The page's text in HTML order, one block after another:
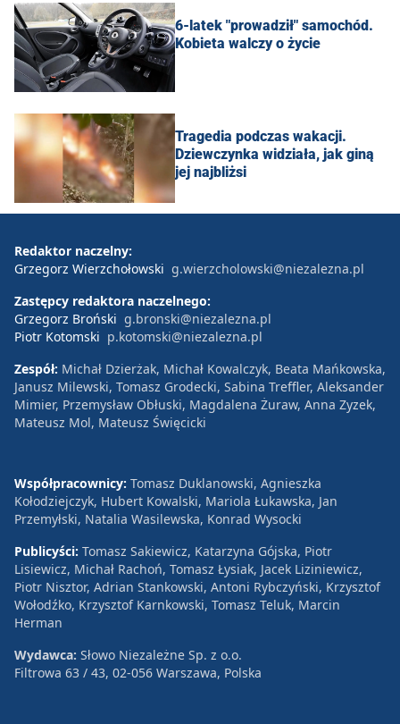
6-latek "prowadził" samochód.
Kobieta walczy o życie
Tragedia podczas wakacji.
Dziewczynka widziała, jak giną
jej najbliżsi
Redaktor naczelny:
Grzegorz Wierzchołowski g.wierzcholowski@niezalezna.pl
Zastępcy redaktora naczelnego:
Grzegorz Broński g.bronski@niezalezna.pl
Piotr Kotomski p.kotomski@niezalezna.pl
Zespół: Michał Dzierżak, Michał Kowalczyk, Beata Mańkowska,
Janusz Milewski, Tomasz Grodecki, Sabina Treffler, Aleksander
Mimier, Przemysław Obłuski, Magdalena Żuraw, Anna Zyzek,
Mateusz Mol, Mateusz Święcicki
Współpracownicy: Tomasz Duklanowski, Agnieszka
Kołodziejczyk, Hubert Kowalski, Mariola Łukawska, Jan
Przemyłski, Natalia Wasilewska, Konrad Wysocki
Publicyści: Tomasz Sakiewicz, Katarzyna Gójska, Piotr
Lisiewicz, Michał Rachoń, Tomasz Łysiak, Jacek Liziniewicz,
Piotr Nisztor, Adrian Stankowski, Antoni Rybczyński, Krzysztof
Wołodźko, Krzysztof Karnkowski, Tomasz Teluk, Marcin
Herman
Wydawca: Słowo Niezależne Sp. z o.o.
Filtrowa 63 / 43, 02-056 Warszawa, Polska